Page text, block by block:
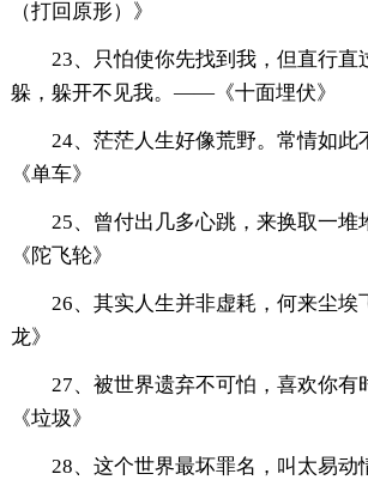
（打回原形）》
23、只怕使你先找到我，但直行直
躲，躲开不见我。——《十面埋伏》
24、茫茫人生好像荒野。常情如
《单车》
25、曾付出几多心跳，来换取一
《陀飞轮》
26、其实人生并非虚耗，何来尘
龙》
27、被世界遗弃不可怕，喜欢你
《垃圾》
28、这个世界最坏罪名，叫太易动